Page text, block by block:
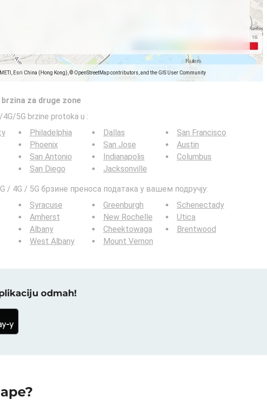
Esri China (Hong Kong), © OpenStreetMap contributors, and the GIS User Community
za druge zone
5G brzine protoka u :
Philadelphia
Phoenix
San Antonio
San Diego
Dallas
San Jose
Indianapolis
Jacksonville
San Francisco
Austin
Columbus
/ 4G / 5G брзине преноса података у вашем подручју:
Syracuse
Amherst
Albany
West Albany
Greenburgh
New Rochelle
Cheektowaga
Mount Vernon
Schenectady
Utica
Brentwood
odmah!